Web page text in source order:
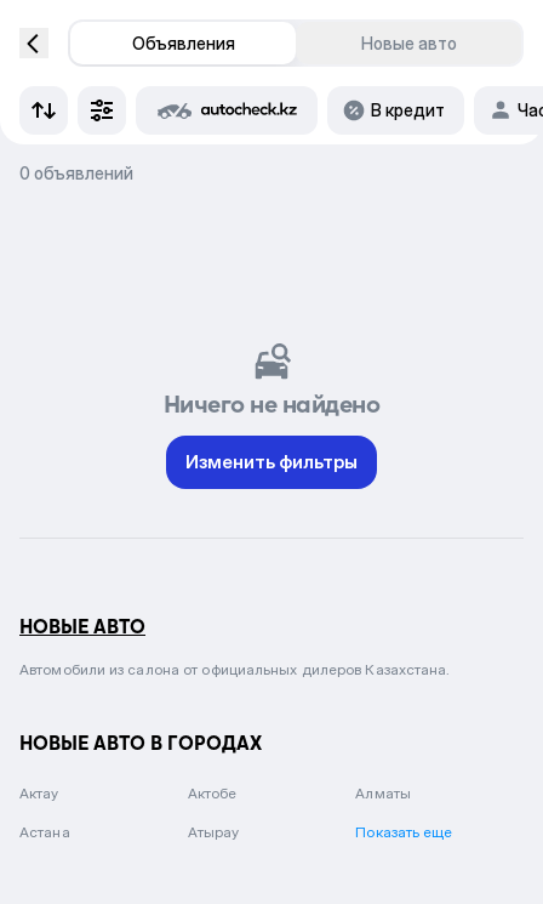
Объявления Новые авто
В кредит
0 объявлений
Ничего не найдено
Изменить фильтры
НОВЫЕ АВТО
Автомобили из салона от официальных дилеров Казахстана.
НОВЫЕ АВТО В ГОРОДАХ
Актау Актобе Алматы
Астана Атырау Показать еще